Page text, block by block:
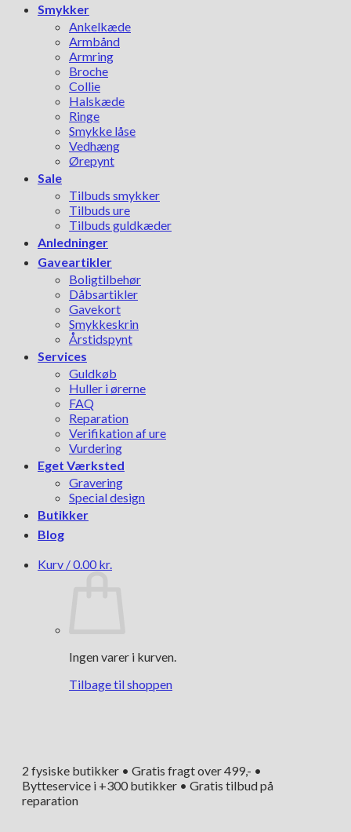
Smykker
Ankelkæde
Armbånd
Armring
Broche
Collie
Halskæde
Ringe
Smykke låse
Vedhæng
Ørepynt
Sale
Tilbuds smykker
Tilbuds ure
Tilbuds guldkæder
Anledninger
Gaveartikler
Boligtilbehør
Dåbsartikler
Gavekort
Smykkeskrin
Årstidspynt
Services
Guldkøb
Huller i ørerne
FAQ
Reparation
Verifikation af ure
Vurdering
Eget Værksted
Gravering
Special design
Butikker
Blog
Kurv /0.00 kr.
Ingen varer i kurven.
Tilbage til shoppen
2 fysiske butikker • Gratis fragt over 499,- •
Bytteservice i +300 butikker • Gratis tilbud på
reparation